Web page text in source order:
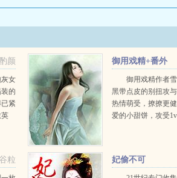
酌颜
女
的
紧
御用戏精+番外
御用戏精作者
黑带点皮的别扭攻
热情萌受，撩撩更
爱的小甜饼，攻受
净。春风一度，小...
粒 妃偷不可